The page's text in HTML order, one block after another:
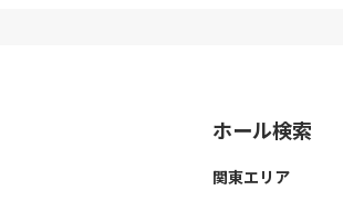
ホール検索
関東エリア